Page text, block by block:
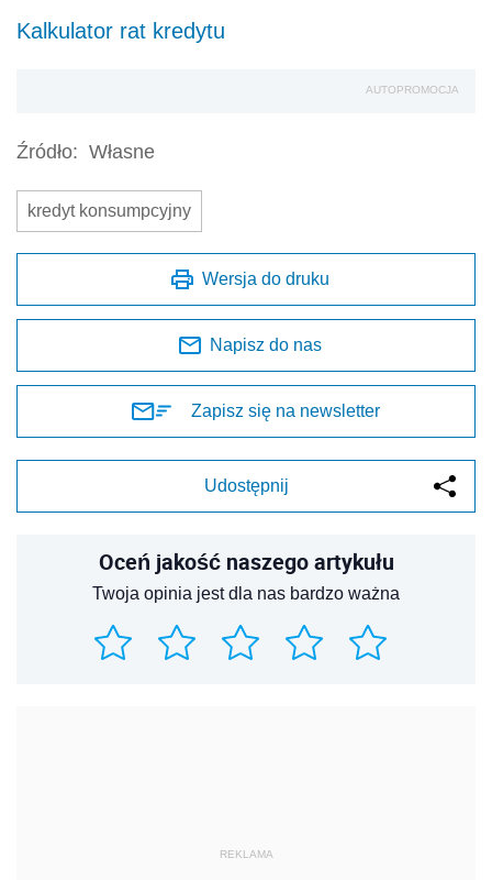
Kalkulator rat kredytu
AUTOPROMOCJA
Źródło: Własne
kredyt konsumpcyjny
Wersja do druku
Napisz do nas
Zapisz się na newsletter
Udostępnij
Oceń jakość naszego artykułu
Twoja opinia jest dla nas bardzo ważna
REKLAMA